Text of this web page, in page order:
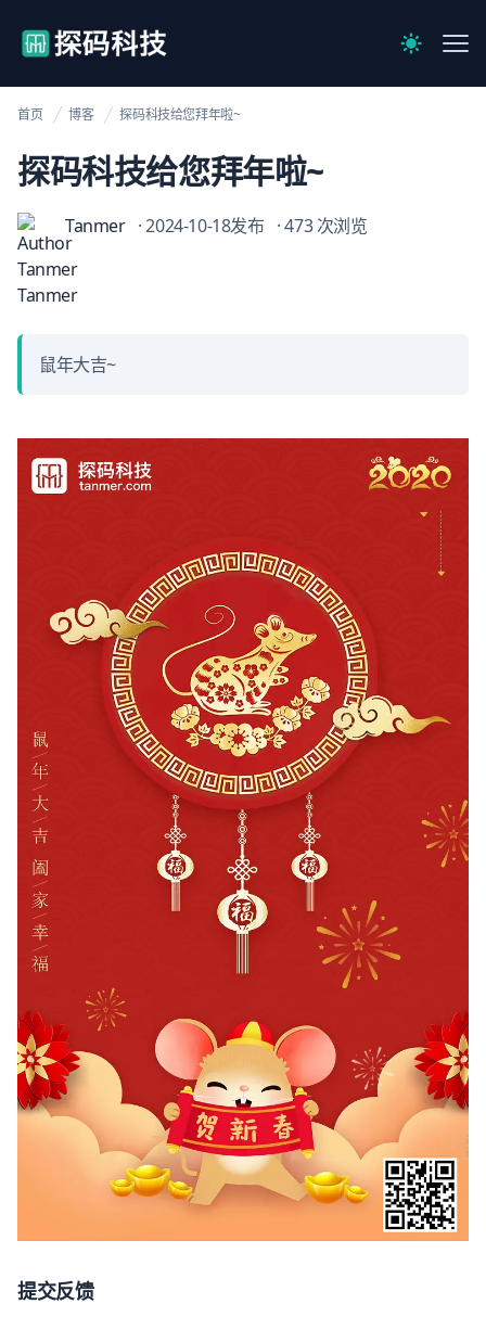
【官网】探码科技
Switch
首页 博客 探码科技给您拜年啦~
探码科技给您拜年啦~
Tanmer · 2024-10-18发布 · 473 次浏览
鼠年大吉~
提交反馈